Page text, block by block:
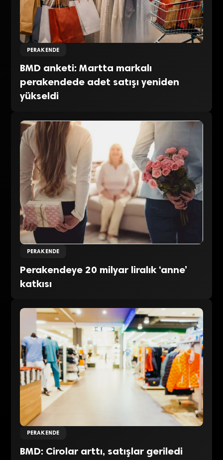
PERAKENDE
BMD anketi: Martta markalı
perakendede adet satışı yeniden
yükseldi
PERAKENDE
Perakendeye 20 milyar liralık ‘anne’
katkısı
PERAKENDE
BMD: Cirolar arttı, satışlar geriledi